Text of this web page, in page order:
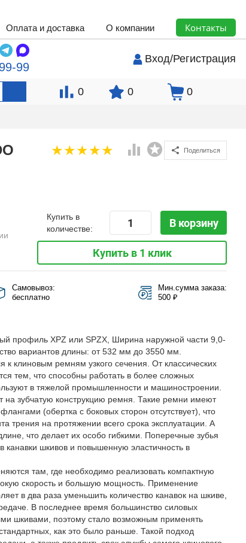
Оплата и доставка О компании Контакты
99
Вход/Регистрация
0 0 0
Поделиться
Купить в
количестве:
В корзину
Купить в 1 клик
Самовывоз:
бесплатно
Мин.сумма заказа:
500 ₽
профиль XPZ или SPZX, Ширина наружной части 9,0-
вариантов длины: от 532 мм до 3550 мм.
клиновым ремням узкого сечения. От классических
тем, что способны работать в более сложных
в тяжелой промышленности и машиностроении.
на зубчатую конструкцию ремня. Такие ремни имеют
(обертка с боковых сторон отсутствует), что
трения на протяжении всего срока эксплуатации. А
что делает их особо гибкими. Поперечные зубья
шкивов и повышенную эластичность в
там, где необходимо реализовать компактную
скорость и большую мощность. Применение
в два раза уменьшить количество канавок на шкиве,
В последнее время большинство силовых
шкивами, поэтому стало возможным применять
как это было раньше. Такой подход